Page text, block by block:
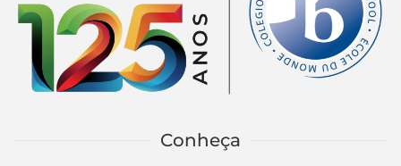
Conheça